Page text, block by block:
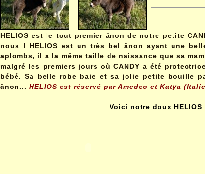
HELIOS est le tout premier ânon de notre petite
nous ! HELIOS est un très bel ânon ayant une
aplombs, il a la même taille de naissance que sa
malgré les premiers jours où CANDY a été
bébé. Sa belle robe baie et sa jolie petite bouille
ânon... HELIOS est réservé par Amedeo et Katya
Voici notre doux HELIOS